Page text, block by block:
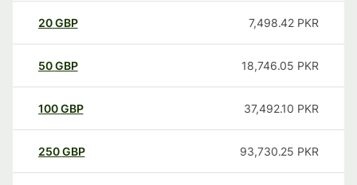
20GBP 7,498.42 PKR
50GBP 18,746.05 PKR
100GBP 37,492.10 PKR
250GBP 93,730.25 PKR